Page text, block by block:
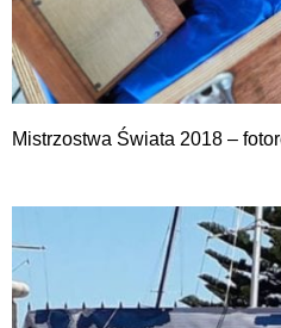
Mistrzostwa Świata 2018 –